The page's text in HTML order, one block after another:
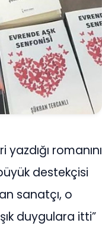
romanını
destekçisi
sanatçı, o
duygulara itti”